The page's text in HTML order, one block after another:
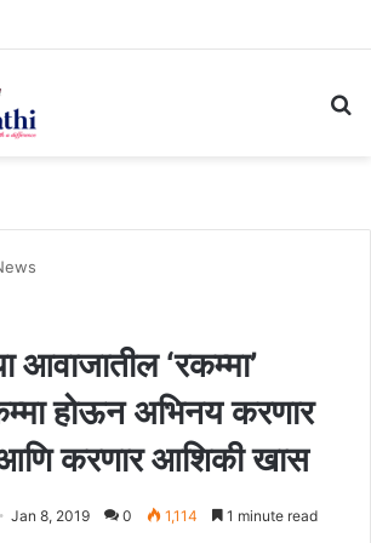
आवाजातील ‘रकम्मा’
होऊन अभिनय करणार
करणार आशिकी खास
Jan 8, 2019 0 1,114 1 minute read